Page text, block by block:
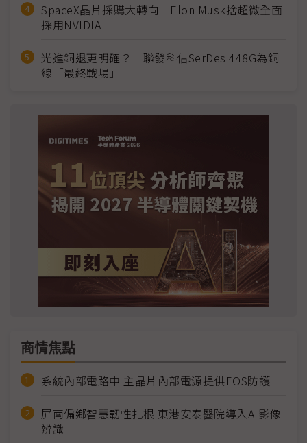
SpaceX晶片採購大轉向 Elon Musk捨超微全面
採用NVIDIA
光進銅退更明確？ 聯發科估SerDes 448G為銅
線「最終戰場」
商情焦點
系統內部電路中 主晶片內部電源提供EOS防護
屏南偏鄉智慧韌性扎根 東港安泰醫院導入AI影像
辨識